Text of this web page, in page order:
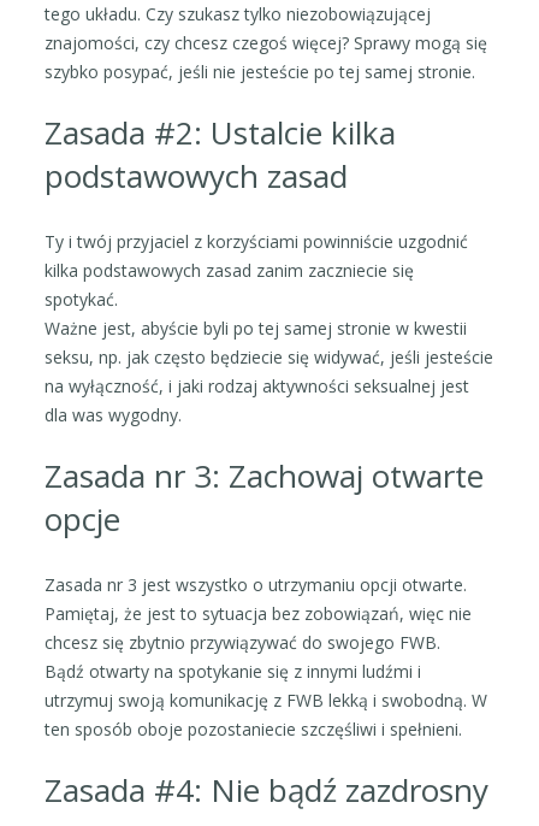
tego układu. Czy szukasz tylko niezobowiązującej
znajomości, czy chcesz czegoś więcej? Sprawy mogą się
szybko posypać, jeśli nie jesteście po tej samej stronie.
Zasada #2: Ustalcie kilka
podstawowych zasad
Ty i twój przyjaciel z korzyściami powinniście uzgodnić
kilka podstawowych zasad zanim zaczniecie się
spotykać.
Ważne jest, abyście byli po tej samej stronie w kwestii
seksu, np. jak często będziecie się widywać, jeśli jesteście
na wyłączność, i jaki rodzaj aktywności seksualnej jest
dla was wygodny.
Zasada nr 3: Zachowaj otwarte
opcje
Zasada nr 3 jest wszystko o utrzymaniu opcji otwarte.
Pamiętaj, że jest to sytuacja bez zobowiązań, więc nie
chcesz się zbytnio przywiązywać do swojego FWB.
Bądź otwarty na spotykanie się z innymi ludźmi i
utrzymuj swoją komunikację z FWB lekką i swobodną. W
ten sposób oboje pozostaniecie szczęśliwi i spełnieni.
Zasada #4: Nie bądź zazdrosny